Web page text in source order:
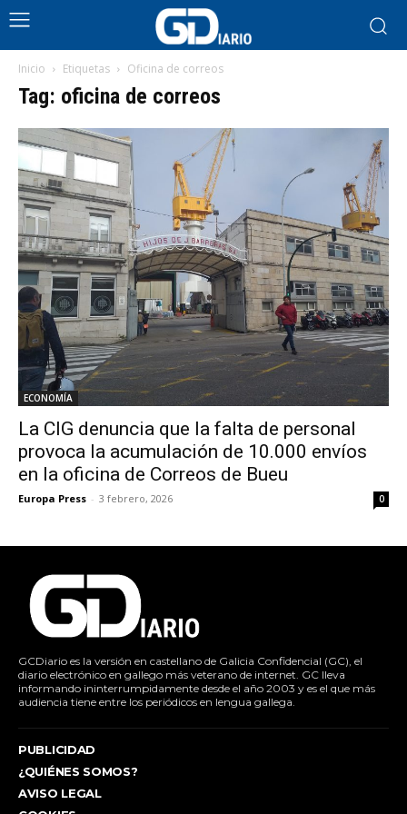
Inicio Etiquetas Oficina de correos
Tag: oficina de correos
ECONOMÍA
La CIG denuncia que la falta de personal
provoca la acumulación de 10.000 envíos
en la oficina de Correos de Bueu
Europa Press - 3 febrero, 2026 0
GCDiario es la versión en castellano de Galicia Confidencial (GC), el
diario electrónico en gallego más veterano de internet. GC lleva
informando ininterrumpidamente desde el año 2003 y es el que más
audiencia tiene entre los periódicos en lengua gallega.
PUBLICIDAD
¿QUIÉNES SOMOS?
AVISO LEGAL